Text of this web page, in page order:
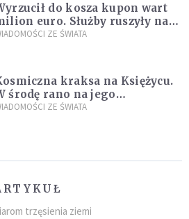
do kosza kupon wart
euro. Służby ruszyły na
ZE ŚWIATA
kraksa na Księżycu.
środę rano na jego
dojdzie do
ZE ŚWIATA
trzęsienia ziemi